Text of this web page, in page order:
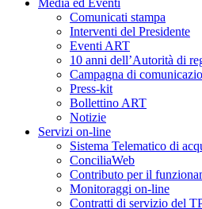
Media ed Eventi
Comunicati stampa
Interventi del Presidente
Eventi ART
10 anni dell’Autorità di
Campagna di
Press-kit
Bollettino ART
Notizie
Servizi on-line
Sistema Telematico di
ConciliaWeb
Contributo per il
Monitoraggi on-line
Contratti di servizio del